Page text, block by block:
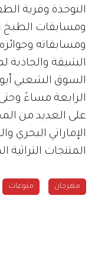
النوخذة وقرية
ومسابقات الطبخ
ومسابقاته
الشيقة والجاذبة
السوق الشعبي
الرابعة مساءً
على العديد من
الإماراتي
المنتجات التراثية
مهرجان منوعات